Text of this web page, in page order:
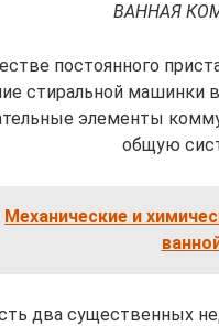
ВАННАЯ
постоянного
стиральной машинки
элементы
общую
Механические и
два существенных